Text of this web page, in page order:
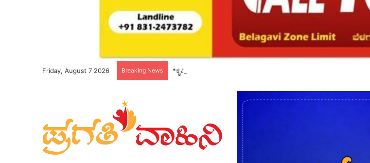
Friday, August 7 2026 Breaking News *ಕೃಷಿ ಅಧಿಕಾರಿಗಳ ಹುದ್ದೆ ನೇಮಕಾತಿ ಪರೀಕ್ಷೆ ಮುಂದೂಡಿಕೆ*